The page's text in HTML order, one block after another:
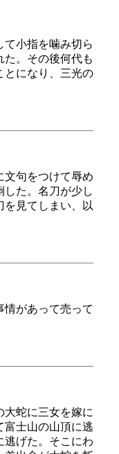
小指を噛み切ら
。その後何代も
とになり、三光の
文句をつけて辱め
した。名刀が少し
を見てしまい、以
情があって売って
蛇に三女を嫁に
富士山の山頂に逃
逃げた。そこにわ